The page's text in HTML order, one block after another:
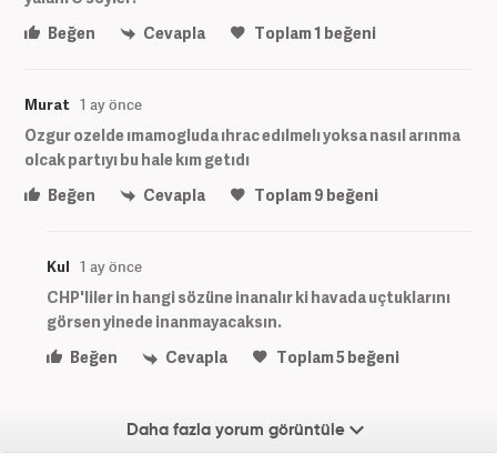
Beğen
Cevapla Toplam1 beğeni
Murat 1 ay önce
Ozgur ozelde ımamogluda ıhrac edılmelı yoksa nasıl arınma
olcak partıyı bu hale kım getıdı
Beğen
Cevapla Toplam9 beğeni
Kul 1 ay önce
CHP'liler in hangi sözüne inanalır ki havada uçtuklarını
görsen yinede inanmayacaksın.
Beğen
Cevapla Toplam5beğeni
Daha fazla yorum görüntüle